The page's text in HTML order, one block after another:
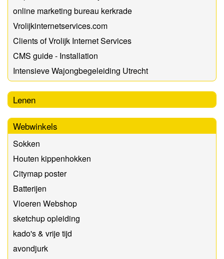
online marketing bureau kerkrade
Vrolijkinternetservices.com
Clients of Vrolijk Internet Services
CMS guide - Installation
Intensieve Wajongbegeleiding Utrecht
Lenen
Webwinkels
Sokken
Houten kippenhokken
Citymap poster
Batterijen
Vloeren Webshop
sketchup opleiding
kado's & vrije tijd
avondjurk